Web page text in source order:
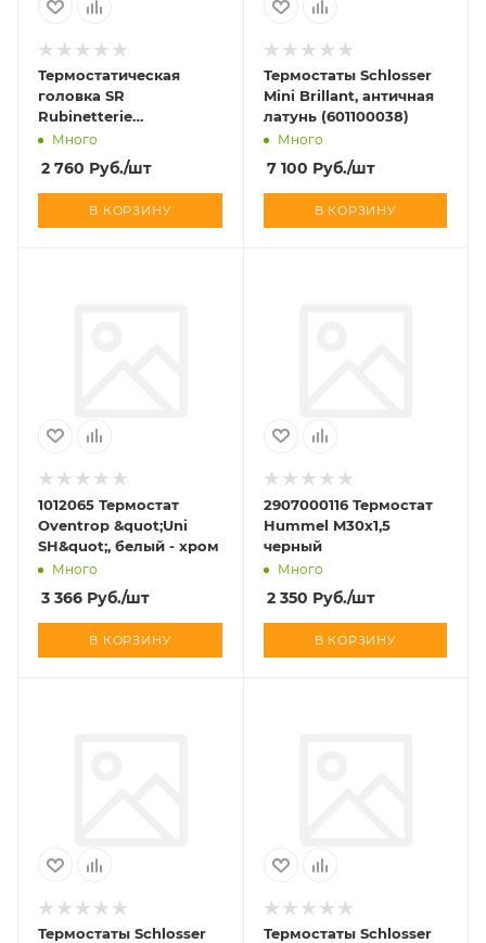
Термостатическая
головка SR
Rubinetterie
&quot;ARIA&quot;, цвет
хром (N094-0000C000)
Много
2 760 Руб./шт
В КОРЗИНУ
Термостаты Schlosser
Mini Brillant, античная
латунь (601100038)
Много
7 100 Руб./шт
В КОРЗИНУ
1012065 Термостат
Oventrop &quot;Uni
SH&quot;, белый - хром
Много
3 366 Руб./шт
В КОРЗИНУ
2907000116 Термостат
Hummel M30x1,5
черный
Много
2 350 Руб./шт
В КОРЗИНУ
Термостаты Schlosser
Термостаты Schlosser